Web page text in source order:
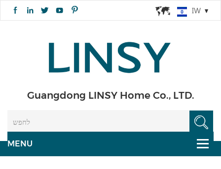
IW
Guangdong LINSY Home Co., LTD.